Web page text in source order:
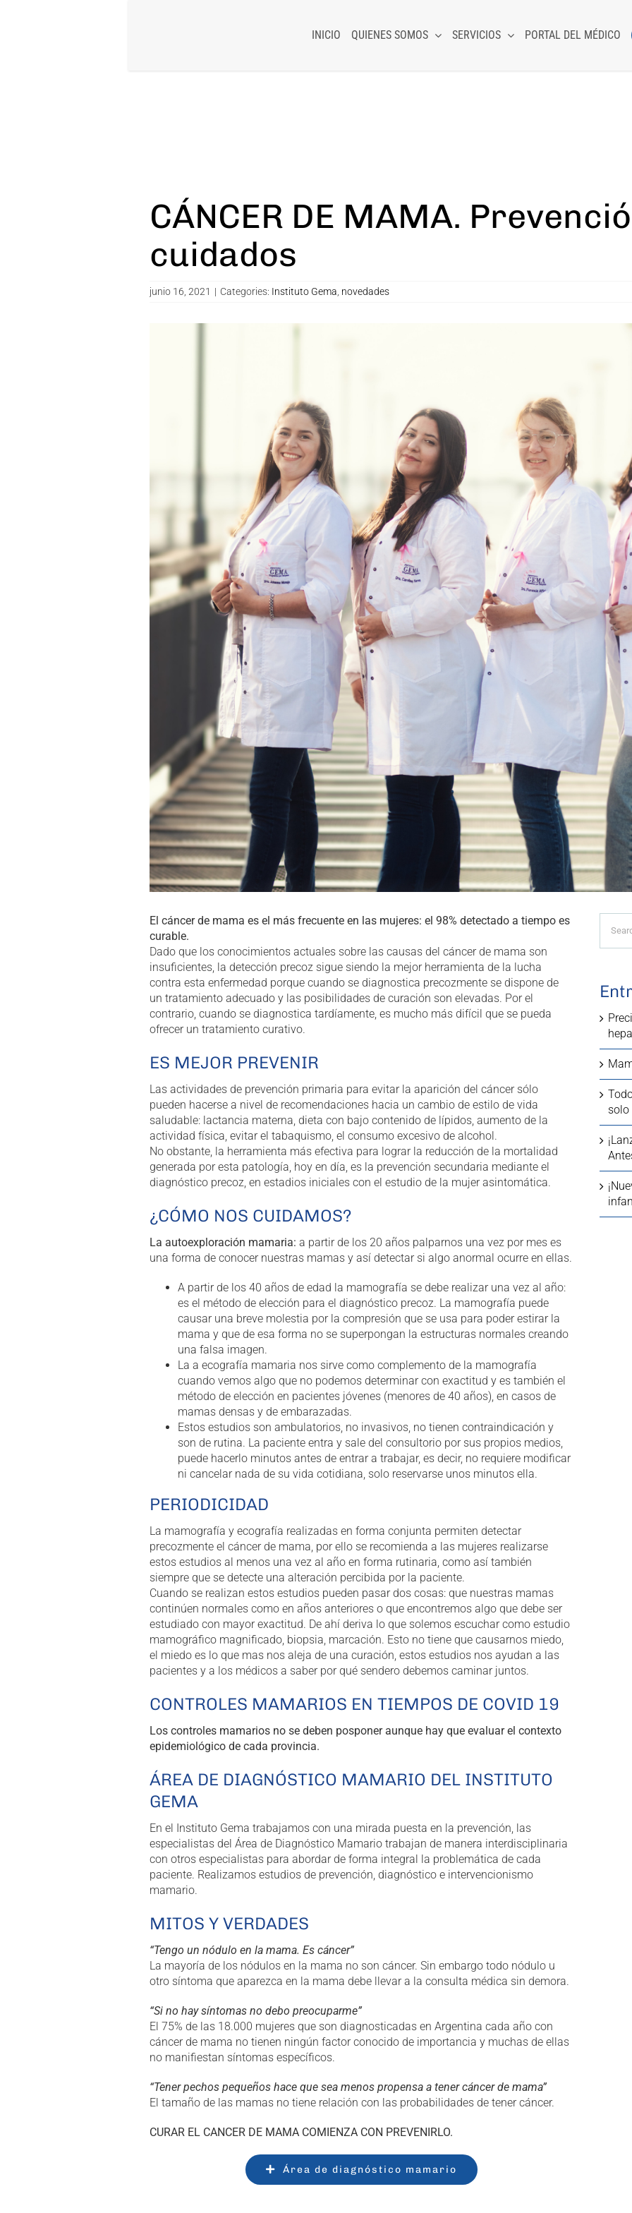
INICIO QUIENES SOMOS SERVICIOS PORTAL DEL MÉDICO
CÁNCER DE MAMA.
cuidados
junio 16, 2021 | Categories: Instituto Gema novedades
El cáncer de mama es el más frecuente en las mujeres: el 98% detectado a tiempo es
curable.
Dado que los conocimientos actuales sobre las causas del cáncer de mama son
insuficientes, la detección precoz sigue siendo la mejor herramienta de la lucha
contra esta enfermedad porque cuando se diagnostica precozmente se dispone de
un tratamiento adecuado y las posibilidades de curación son elevadas. Por el
contrario, cuando se diagnostica tardíamente, es mucho más difícil que se pueda
ofrecer un tratamiento curativo.
ES MEJOR PREVENIR
Las actividades de prevención primaria para evitar la aparición del cáncer sólo
pueden hacerse a nivel de recomendaciones hacia un cambio de estilo de vida
saludable: lactancia materna, dieta con bajo contenido de lípidos, aumento de la
actividad física, evitar el tabaquismo, el consumo excesivo de alcohol.
No obstante, la herramienta más efectiva para lograr la reducción de la mortalidad
generada por esta patología, hoy en día, es la prevención secundaria mediante el
diagnóstico precoz, en estadios iniciales con el estudio de la mujer asintomática.
¿CÓMO NOS CUIDAMOS?
La autoexploración mamaria: a partir de los 20 años palparnos una vez por mes es
una forma de conocer nuestras mamas y así detectar si algo anormal ocurre en ellas.
A partir de los 40 años de edad la mamografía se debe realizar una vez al año:
es el método de elección para el diagnóstico precoz. La mamografía puede
causar una breve molestia por la compresión que se usa para poder estirar la
mama y que de esa forma no se superpongan la estructuras normales creando
una falsa imagen.
La a ecografía mamaria nos sirve como complemento de la mamografía
cuando vemos algo que no podemos determinar con exactitud y es también el
método de elección en pacientes jóvenes (menores de 40 años), en casos de
mamas densas y de embarazadas.
Estos estudios son ambulatorios, no invasivos, no tienen contraindicación y
son de rutina. La paciente entra y sale del consultorio por sus propios medios,
puede hacerlo minutos antes de entrar a trabajar, es decir, no requiere modificar
ni cancelar nada de su vida cotidiana, solo reservarse unos minutos ella.
PERIODICIDAD
La mamografía y ecografía realizadas en forma conjunta permiten detectar
precozmente el cáncer de mama, por ello se recomienda a las mujeres realizarse
estos estudios al menos una vez al año en forma rutinaria, como así también
siempre que se detecte una alteración percibida por la paciente.
Cuando se realizan estos estudios pueden pasar dos cosas: que nuestras mamas
continúen normales como en años anteriores o que encontremos algo que debe ser
estudiado con mayor exactitud. De ahí deriva lo que solemos escuchar como estudio
mamográfico magnificado, biopsia, marcación. Esto no tiene que causarnos miedo,
el miedo es lo que mas nos aleja de una curación, estos estudios nos ayudan a las
pacientes y a los médicos a saber por qué sendero debemos caminar juntos.
CONTROLES MAMARIOS EN TIEMPOS DE COVID 19
Los controles mamarios no se deben posponer aunque hay que evaluar el contexto
epidemiológico de cada provincia.
ÁREA DE DIAGNÓSTICO MAMARIO DEL INSTITUTO
GEMA
En el Instituto Gema trabajamos con una mirada puesta en la prevención, las
especialistas del Área de Diagnóstico Mamario trabajan de manera interdisciplinaria
con otros especialistas para abordar de forma integral la problemática de cada
paciente. Realizamos estudios de prevención, diagnóstico e intervencionismo
mamario.
MITOS Y VERDADES
“Tengo un nódulo en la mama. Es cáncer”
La mayoría de los nódulos en la mama no son cáncer. Sin embargo todo nódulo u
otro síntoma que aparezca en la mama debe llevar a la consulta médica sin demora.
“Si no hay síntomas no debo preocuparme”
El 75% de las 18.000 mujeres que son diagnosticadas en Argentina cada año con
cáncer de mama no tienen ningún factor conocido de importancia y muchas de ellas
no manifiestan síntomas específicos.
“Tener pechos pequeños hace que sea menos propensa a tener cáncer de mama”
El tamaño de las mamas no tiene relación con las probabilidades de tener cáncer.
CURAR EL CANCER DE MAMA COMIENZA CON PREVENIRLO.
Área de diagnóstico mamario
for:
solo